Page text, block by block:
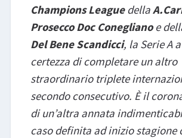
Champions Leaguedella
Prosecco Doc Coneglianoe
Del Bene Scandicci, la Serie A
certezza di completare un altro
straordinario triplete
secondo consecutivo. È il
di un’altra annata
caso definita ad inizio stagione